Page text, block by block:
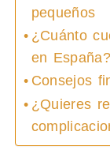
pequeños
¿Cuánto
en España?
Consejos
¿Quieres